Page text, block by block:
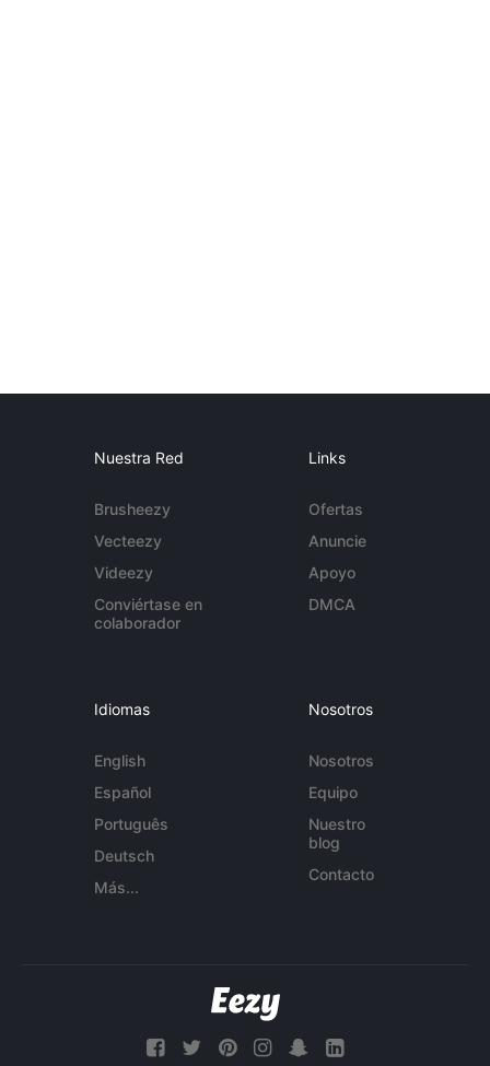
Nuestra Red
Brusheezy
Vecteezy
Videezy
Conviértase en
colaborador
Links
Ofertas
Anuncie
Apoyo
DMCA
Idiomas
English
Español
Português
Deutsch
Más...
Nosotros
Nosotros
Equipo
Nuestro
blog
Contacto